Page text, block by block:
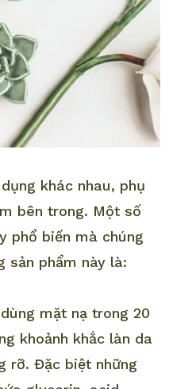
khác nhau, phụ
bên trong. Một số
phổ biến mà chúng
sản phẩm này là:
mặt nạ trong 20
khoảnh khắc làn da
rỡ. Đặc biệt những